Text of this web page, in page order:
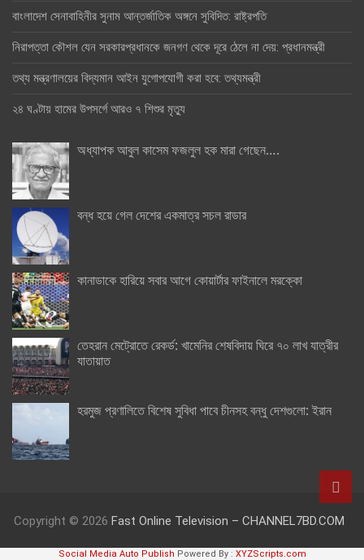
বাংলাদেশ সেনাবাহিনীর সুনাম আন্তর্জাতিক অঙ্গনে সুবিদিত: রাষ্ট্রপতি
নিরাপত্তা কৌশল যেন সরকারপ্রধানকে জনগণ থেকে দূরে ঠেলে না দেয়: প্রধানমন্ত্রী
তথ্য মন্ত্রণালয়ের বিদ্যমান আইন যুগোপযোগী করা হবে: তথ্যমন্ত্রী
২৪ ঘণ্টায় হামের উপসর্গে আরও ৭ শিশুর মৃত্যু
অধ্যাপক আবুল কাসেম ফজলুল হক মারা গেছেন….
বন্ধ হয়ে গেল দেশের একমাত্র সচল রাডার
কানাডাকে হারিয়ে সবার আগে কোয়ার্টার ফাইনালে মরক্কো
তেহরান মেট্রোতে রেকর্ড: খামেনির শেষবিদায় ঘিরে ৭০ লাখ যাত্রীর
যাতায়াত
হরমুজ প্রণালিতে বিশেষ সুবিধা পাবে চীনসহ বন্ধু দেশগুলো: ইরান
Copyright © 2026 Fast Online Television – CHANNEL7BD.COM
Social Media Auto Publish Powered By : XYZScripts.com